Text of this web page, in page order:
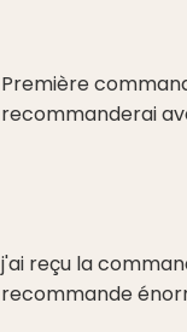
Première
recommanderai
j'ai reçu la
recommande